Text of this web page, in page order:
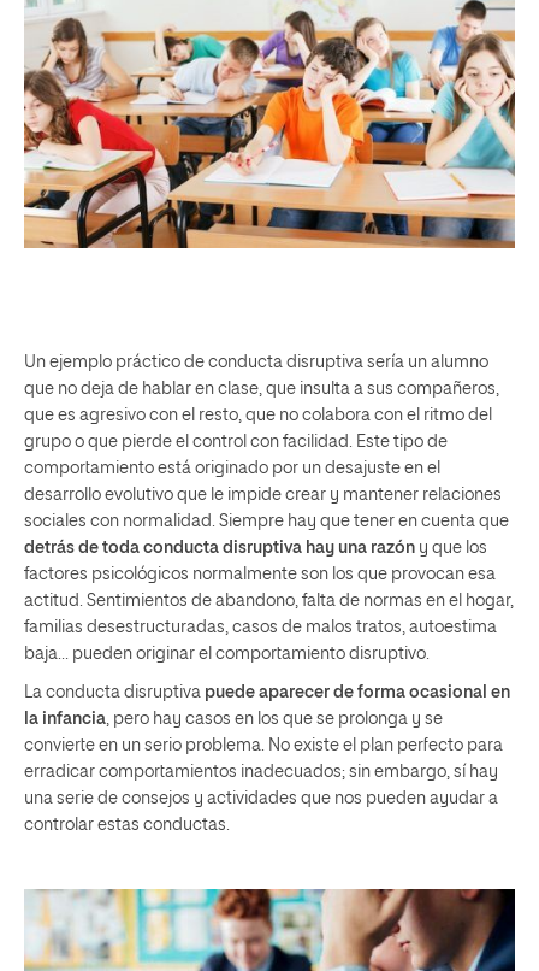
Un ejemplo práctico de conducta disruptiva sería un alumno
que no deja de hablar en clase, que insulta a sus compañeros,
que es agresivo con el resto, que no colabora con el ritmo del
grupo o que pierde el control con facilidad. Este tipo de
comportamiento está originado por un desajuste en el
desarrollo evolutivo que le impide crear y mantener relaciones
sociales con normalidad. Siempre hay que tener en cuenta que
detrás de toda conducta disruptiva hay una razón y que los
factores psicológicos normalmente son los que provocan esa
actitud. Sentimientos de abandono, falta de normas en el hogar,
familias desestructuradas, casos de malos tratos, autoestima
baja… pueden originar el comportamiento disruptivo.
La conducta disruptiva puede aparecer de forma ocasional en
la infancia, pero hay casos en los que se prolonga y se
convierte en un serio problema. No existe el plan perfecto para
erradicar comportamientos inadecuados; sin embargo, sí hay
una serie de consejos y actividades que nos pueden ayudar a
controlar estas conductas.